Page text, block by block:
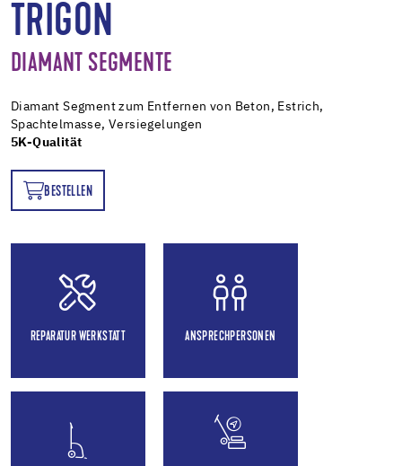
TRIGON
DIAMANT SEGMENTE
Diamant Segment zum Entfernen von Beton, Estrich,
Spachtelmasse, Versiegelungen
5K-Qualität
BESTELLEN
REPARATUR WERKSTATT ANSPRECHPERSONEN